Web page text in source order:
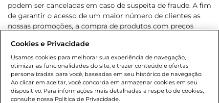
podem ser canceladas em caso de suspeita de fraude. A fim
de garantir o acesso de um maior número de clientes as
nossas promoções, a compra de produtos com preços
cliente. Os preços, ofertas e condições são exclusivos para
o e-commerce e válidos durante o dia de hoje, podendo
sofrer alterações sem prévia notificação. Proibida a venda
de bebidas alcoólicas para menores de 18 anos, conforme
Lei n.º 8069/90, art. 81, inciso II (Estatuto da Criança e do
Adolescente). Preços e condições exclusivos para o
Cookies e Privacidade
Usamos cookies para melhorar sua experiência de navegação,
otimizar as funcionalidades do site, e trazer conteúdo e ofertas
personalizadas para você, baseadas em seu histórico de navegação.
Ao clicar em aceitar, você concorda em armazenar cookies em seu
dispositivo. Para informações mais detalhadas a respeito de cookies,
consulte nossa Política de Privacidade.